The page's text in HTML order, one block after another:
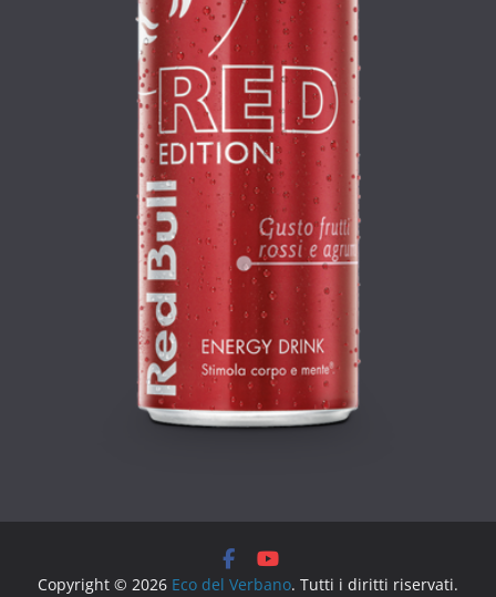
Copyright © 2026 Eco del Verbano. Tutti i diritti riservati.